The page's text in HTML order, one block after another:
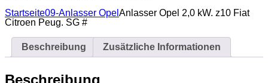
Startseite09-Anlasser Opel Anlasser Opel 2,0 kW. z10 Fiat
Citroen Peug. SG #
Beschreibung Zusätzliche Informationen